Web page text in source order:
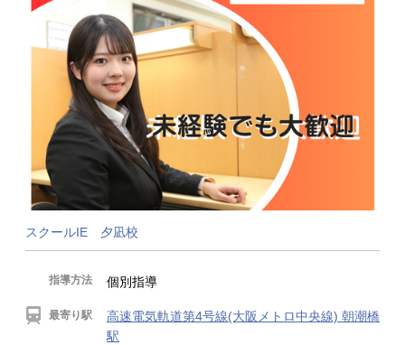
スクールIE 夕凪校
指導方法 個別指導
最寄り駅
高速電気軌道第4号線(大阪メトロ中央線) 朝潮橋
駅